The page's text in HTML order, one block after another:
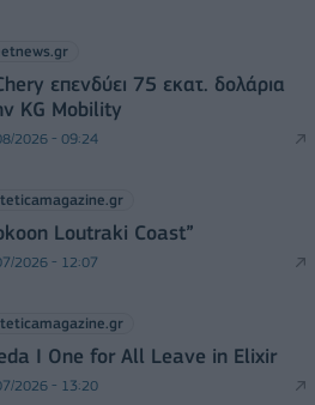
επενδύει 75 εκατ. δολάρια
KG Mobility
2026 - 09:24
Loutraki Coast”
2026 - 12:07
I One for All Leave in Elixir
2026 - 13:20